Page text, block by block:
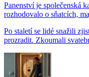
Panenství je společenská
rozhodovalo o sňatcích,
Po staletí se lidé snažili
prozradit. Zkoumali